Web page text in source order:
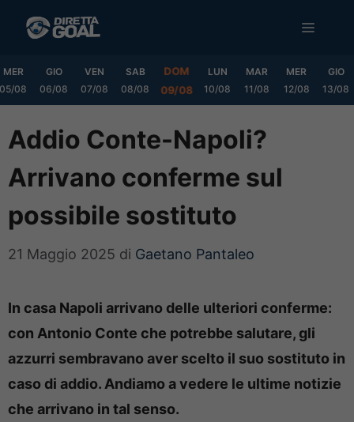
MENU
MER
05/08
GIO
06/08
VEN
07/08
SAB
08/08
DOM
09/08
LUN
10/08
MAR
11/08
MER
12/08
GIO
13/08
Addio Conte-Napoli?
Arrivano conferme sul
possibile sostituto
21 Maggio 2025 di Gaetano Pantaleo
In casa Napoli arrivano delle ulteriori conferme:
con Antonio Conte che potrebbe salutare, gli
azzurri sembravano aver scelto il suo sostituto in
caso di addio. Andiamo a vedere le ultime notizie
che arrivano in tal senso.